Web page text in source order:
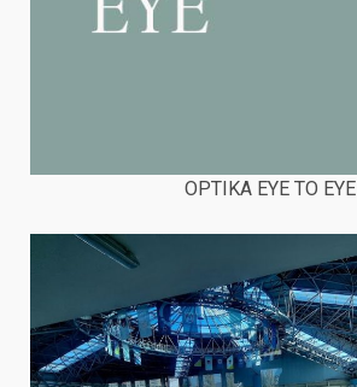
OPTIKA EYE TO EYE